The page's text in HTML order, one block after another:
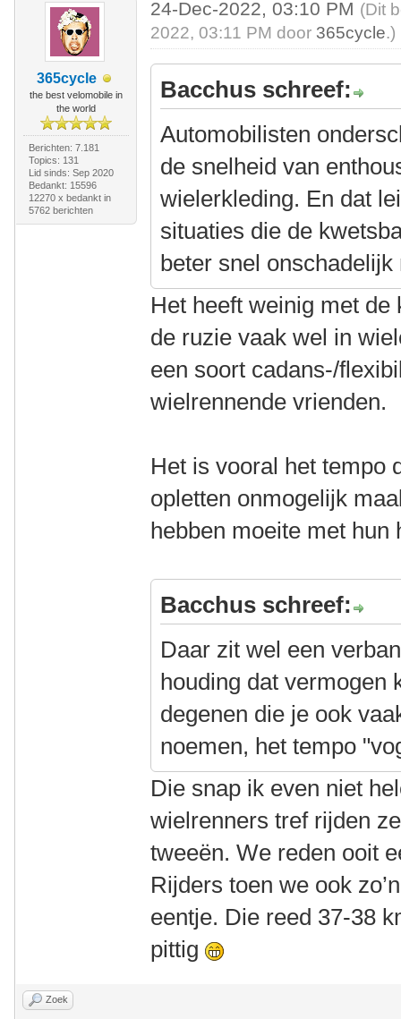
365cycle
the best velomobile in
the world
Berichten: 7.181
Topics: 131
Lid sinds: Sep 2020
Bedankt: 15596
12270 x bedankt in
5762 berichten
24-Dec-2022, 03:10 PM (Dit
2022, 03:11 PM door 365cycle.)
Bacchus schreef:
Automobilisten
de snelheid van
wielerkleding. En dat
situaties die de
beter snel onschadelijk
Het heeft weinig met
de ruzie vaak wel in
een soort cadans-/
wielrennende vrienden.
Het is vooral het tempo
opletten onmogelijk
hebben moeite met hun
Bacchus schreef:
Daar zit wel een
houding dat vermogen
degenen die je ook
noemen, het tempo
Die snap ik even niet
wielrenners tref rijden
tweeën. We reden ooit
Rijders toen we ook
eentje. Die reed 37-38
pittig
Zoek